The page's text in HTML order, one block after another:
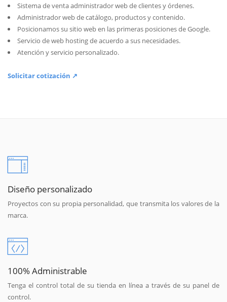
Sistema de venta administrador web de clientes y órdenes.
Administrador web de catálogo, productos y contenido.
Posicionamos su sitio web en las primeras posiciones de Google.
Servicio de web hosting de acuerdo a sus necesidades.
Atención y servicio personalizado.
Solicitar cotización ↗
Diseño personalizado
Proyectos con su propia personalidad, que transmita los valores de la
marca.
100% Administrable
Tenga el control total de su tienda en línea a través de su panel de
control.